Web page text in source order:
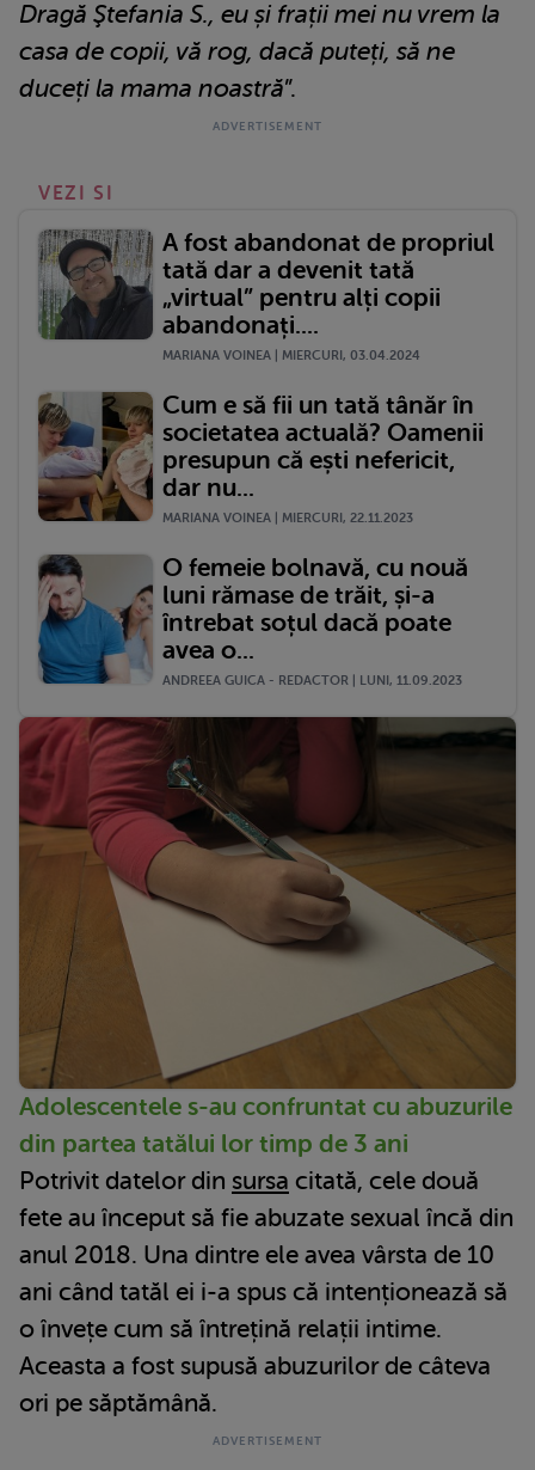
Dragă Ştefania S., eu și frații mei nu vrem la
casa de copii, vă rog, dacă puteți, să ne
duceți la mama noastră”.
VEZI SI
A fost abandonat de propriul
tată dar a devenit tată
„virtual” pentru alți copii
abandonați....
MARIANA VOINEA | MIERCURI, 03.04.2024
Cum e să fii un tată tânăr în
societatea actuală? Oamenii
presupun că ești nefericit,
dar nu...
MARIANA VOINEA | MIERCURI, 22.11.2023
O femeie bolnavă, cu nouă
luni rămase de trăit, și-a
întrebat soțul dacă poate
avea o...
ANDREEA GUICA - REDACTOR | LUNI, 11.09.2023
Adolescentele s-au confruntat cu abuzurile
din partea tatălui lor timp de 3 ani
Potrivit datelor din sursa citată, cele două
fete au început să fie abuzate sexual încă din
anul 2018. Una dintre ele avea vârsta de 10
ani când tatăl ei i-a spus că intenționează să
o învețe cum să întrețină relații intime.
Aceasta a fost supusă abuzurilor de câteva
ori pe săptămână.